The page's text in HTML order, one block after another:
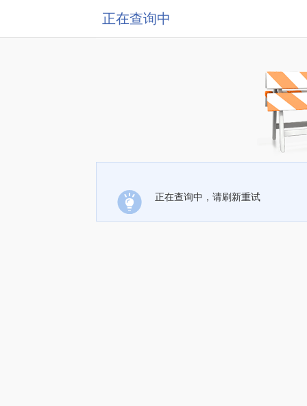
正在查询中
正在查询中，请刷新重试